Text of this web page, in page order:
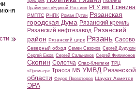
Праймериз «Единой России» РГУ им. Есенина
РМПТС РНПК Роман Путин Рязанская
городская Дума Рязанский кремль
Рязанский нефтезавод Рязанский
район Рязанский цирк Рязань Сасово
Северный обход Семен Сазонов Сергей Дудукин
Сергей Ежов Сергей Сальников Сергей Филимонов
Скопин Солотча Спас-Клепики ТРЦ
«Премьер» Трасса М5 УМВД Рязанской
области Федор Провоторов Шаукат Ахметов
ЭРА